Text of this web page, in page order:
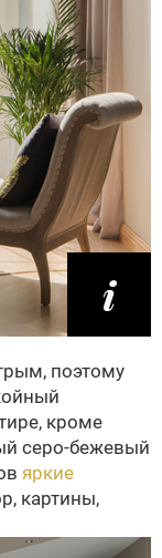
поэтому
кроме
серо-бежевый
яркие
картины,